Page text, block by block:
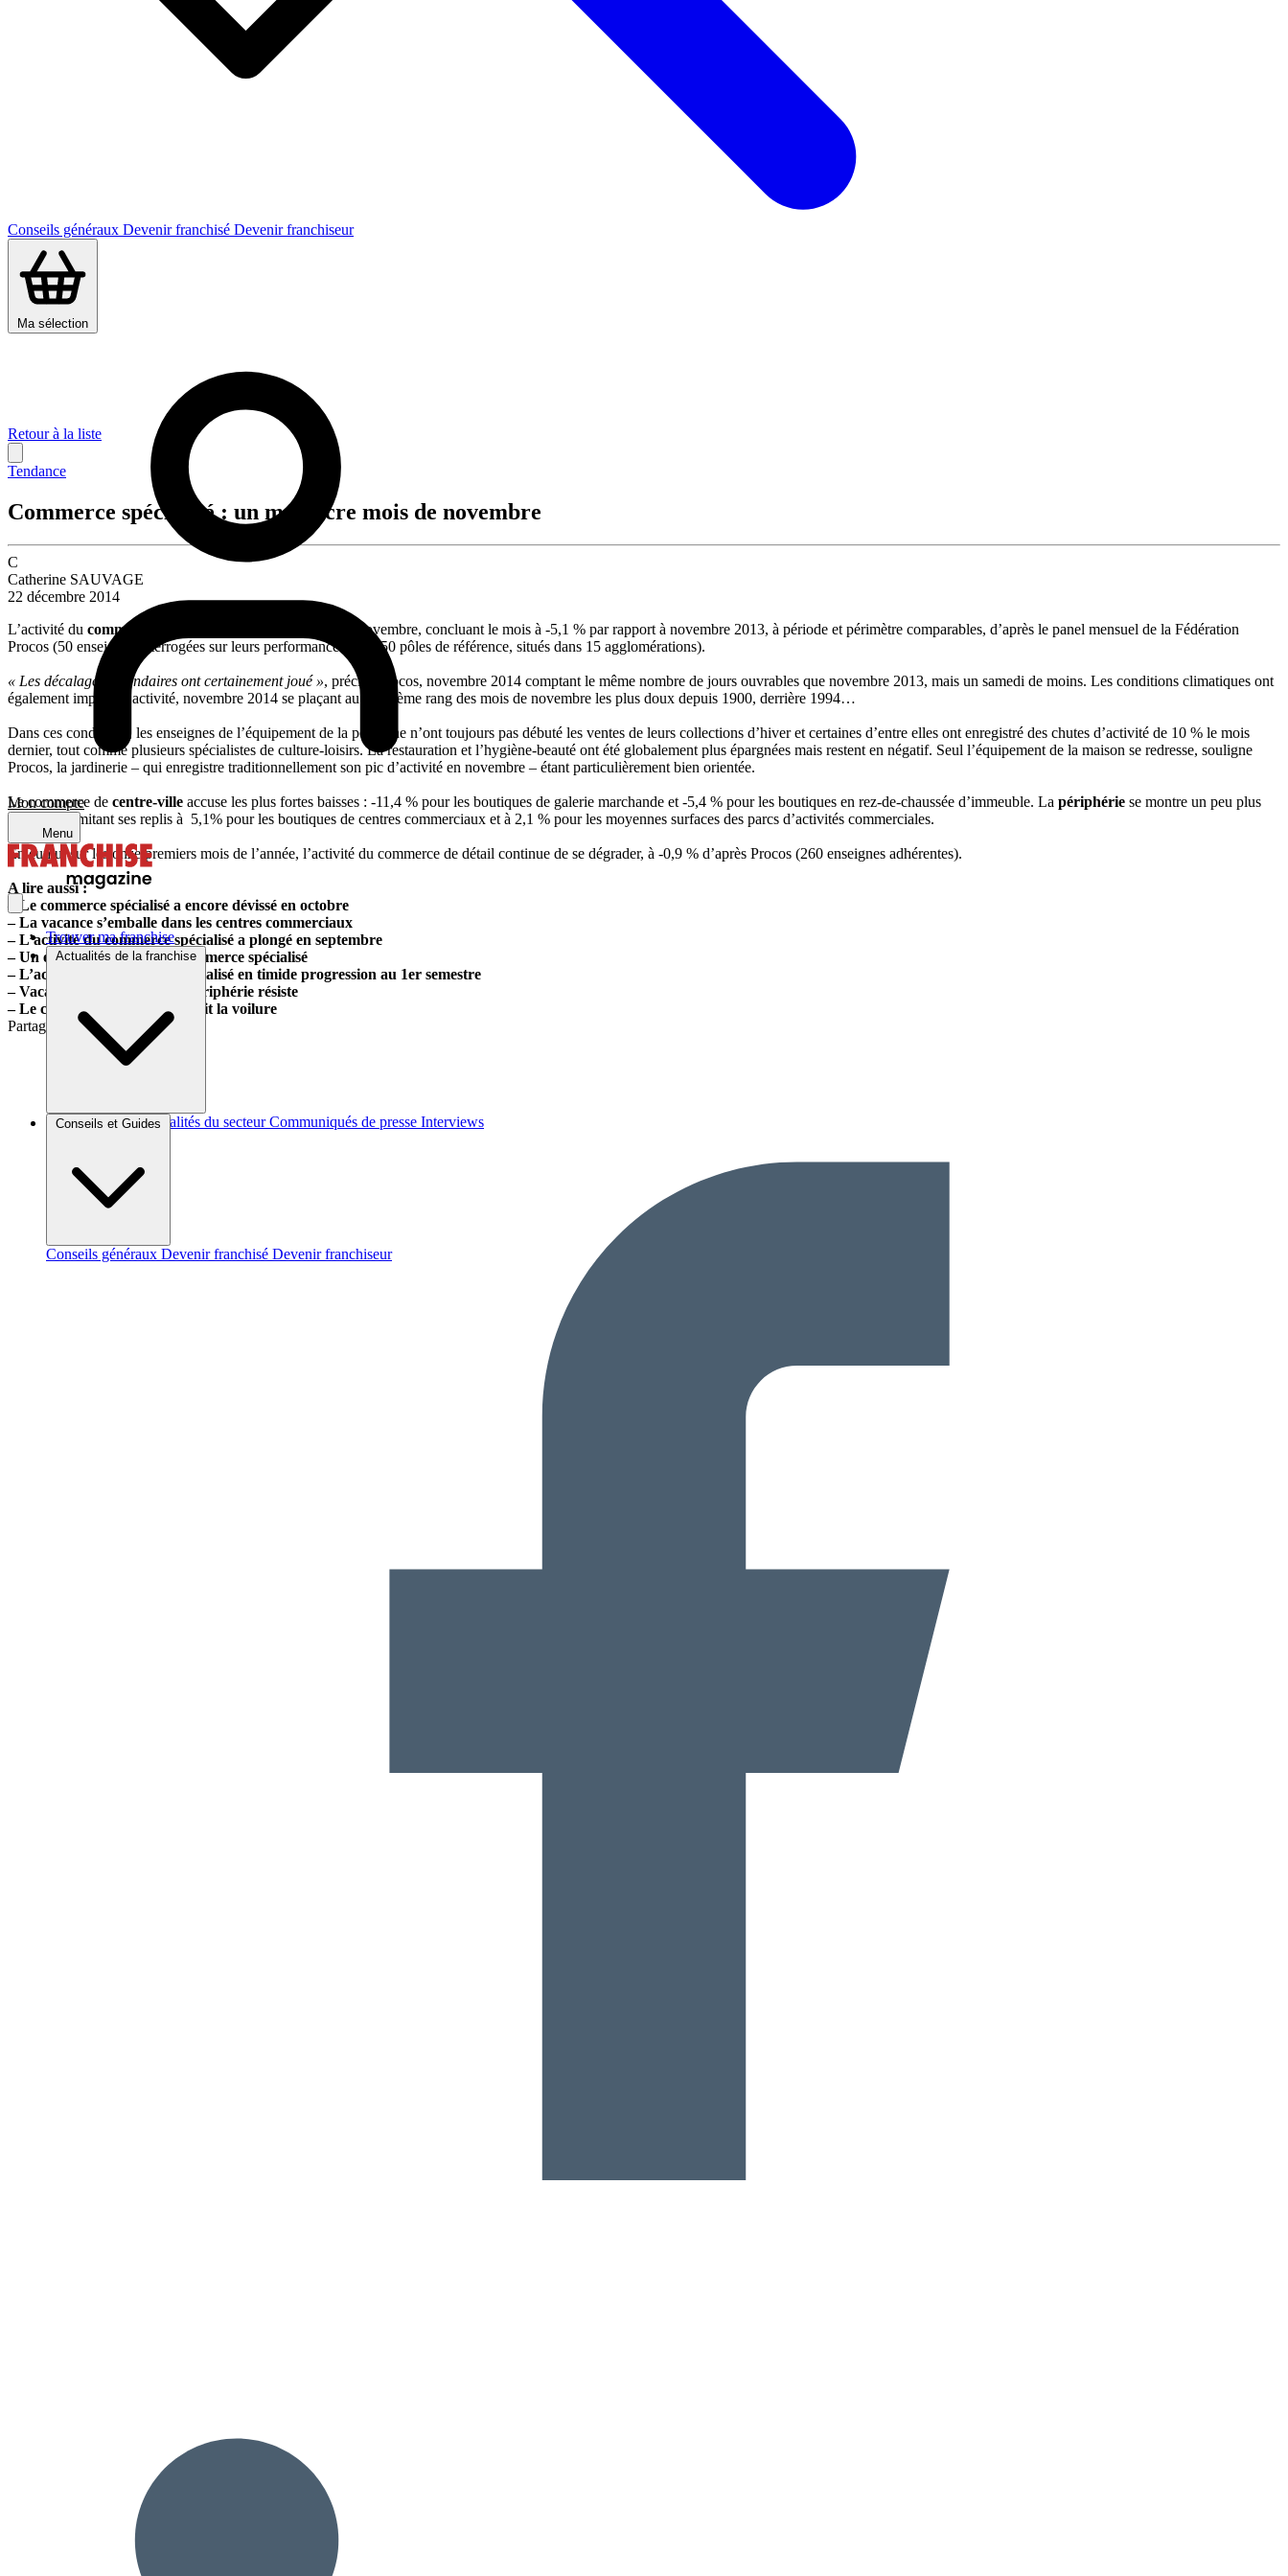
Conseils généraux Devenir franchisé Devenir franchiseur
Ma sélection
Mon compte
Menu
Trouver ma franchise
Actualités de la franchise
Brèves et actus Actualités du secteur Communiqués de presse Interviews
Conseils et Guides
Conseils généraux Devenir franchisé Devenir franchiseur
Retour à la liste
Tendance
Commerce spécialisé : un médiocre mois de novembre
C
Catherine SAUVAGE
22 décembre 2014
L’activité du commerce spécialis
é accuse un fort repli en novembre, concluant le mois à -5,1 % par rapport à novembre 2013, à période et périmètre comparables, d’après le panel mensuel de la Fédération
Procos (50 enseignes interrogées sur leurs performances dans 50 pôles de référence, situés dans 15 agglomérations).
« Les décalages calendaires ont certainement joué », précise Procos, novembre 2014 comptant le même nombre de jours ouvrables que novembre 2013, mais un samedi de moins. Les conditions climatiques ont
également impacté l’activité, novembre 2014 se plaçant au deuxième rang des mois de novembre les plus doux depuis 1900, derrière 1994…
Dans ces conditions, les enseignes de l’équipement de la personne n’ont toujours pas débuté les ventes de leurs collections d’hiver et certaines d’entre elles ont enregistré des chutes d’activité de 10 % le mois
dernier, tout comme plusieurs spécialistes de culture-loisirs. La restauration et l’hygiène-beauté ont été globalement plus épargnées mais restent en négatif. Seul l’équipement de la maison se redresse, souligne
Procos, la jardinerie – qui enregistre traditionnellement son pic d’activité en novembre – étant particulièrement bien orientée.
Le commerce de centre-ville accuse les plus fortes baisses : -11,4 % pour les boutiques de galerie marchande et -5,4 % pour les boutiques en rez-de-chaussée d’immeuble. La périphérie se montre un peu plus
résiliente, limitant ses replis à 5,1% pour les boutiques de centres commerciaux et à 2,1 % pour les moyennes surfaces des parcs d’activités commerciales.
En cumul sur les onze premiers mois de l’année, l’activité du commerce de détail continue de se dégrader, à -0,9 % d’après Procos (260 enseignes adhérentes).
A lire aussi :
– Le commerce spécialisé a encore dévissé en octobre
– La vacance s’emballe dans les centres commerciaux
– L’activité du commerce spécialisé a plongé en septembre
– Un été contrasté pour le commerce spécialisé
– L’activité du commerce spécialisé en timide progression au 1er semestre
– Vacance commerciale : la périphérie résiste
– Le commerce spécialisé réduit la voilure
Partager sur :